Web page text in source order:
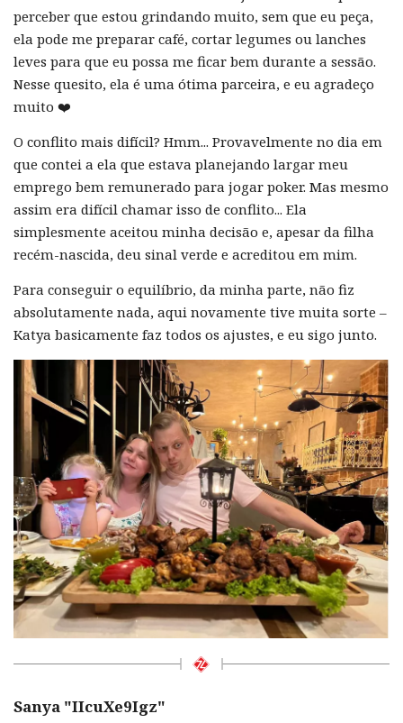
perceber que estou grindando muito, sem que eu peça,
ela pode me preparar café, cortar legumes ou lanches
leves para que eu possa me ficar bem durante a sessão.
Nesse quesito, ela é uma ótima parceira, e eu agradeço
muito ❤️
O conflito mais difícil? Hmm... Provavelmente no dia em
que contei a ela que estava planejando largar meu
emprego bem remunerado para jogar poker. Mas mesmo
assim era difícil chamar isso de conflito... Ela
simplesmente aceitou minha decisão e, apesar da filha
recém-nascida, deu sinal verde e acreditou em mim.
Para conseguir o equilíbrio, da minha parte, não fiz
absolutamente nada, aqui novamente tive muita sorte –
Katya basicamente faz todos os ajustes, e eu sigo junto.
Sanya "IIcuXe9Igz"